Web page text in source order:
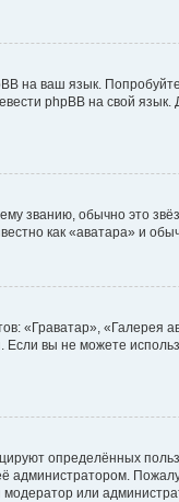
на ваш язык.
phpBB на свой
званию, обычно это
как «аватара» и
«Граватар», «Галерея
вы не можете
определённых
администратором.
или